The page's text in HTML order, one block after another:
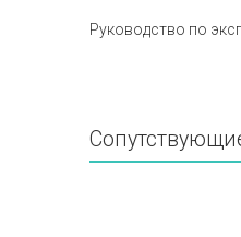
Руководство по